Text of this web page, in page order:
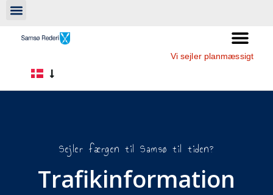
Vi sejler planmæssigt
Sejler færgen til Samsø til tiden?
Trafikinformation